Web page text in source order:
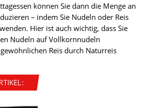
können Sie dann die Menge an
– indem Sie Nudeln oder Reis
Hier ist auch wichtig, dass Sie
Nudeln auf Vollkornnudeln
Reis durch Naturreis